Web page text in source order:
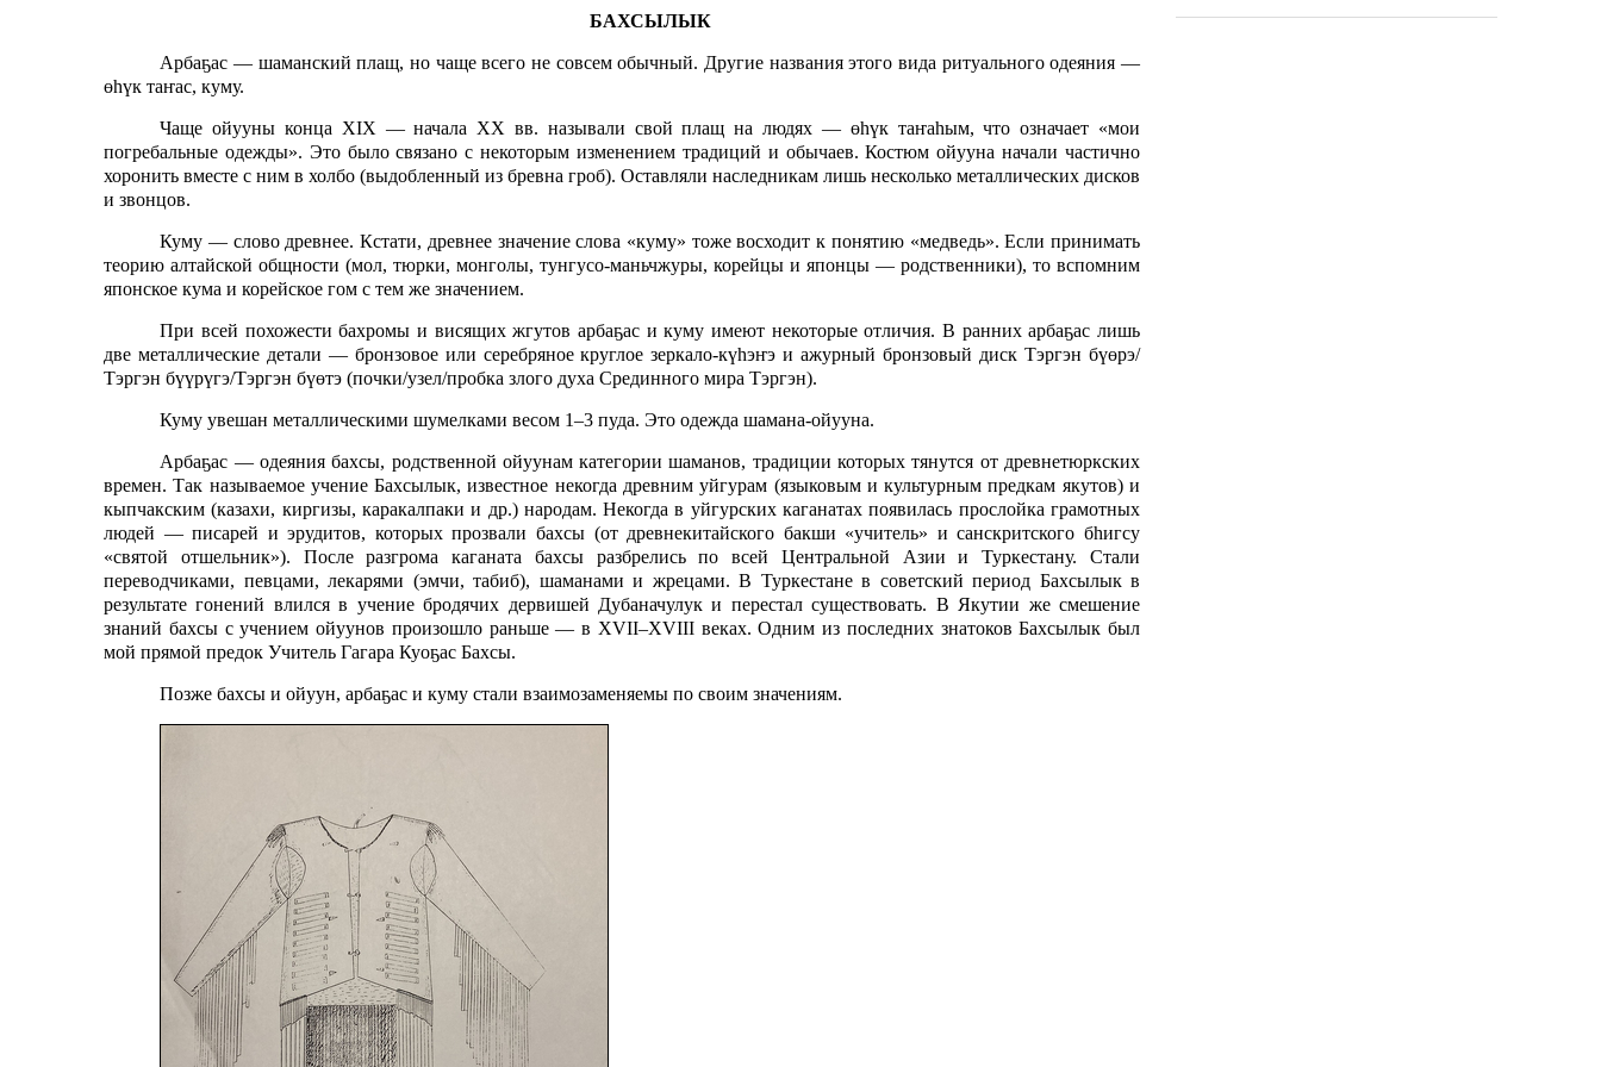
БАХСЫЛЫК
Арбаҕас — шаманский плащ, но чаще всего не совсем обычный. Другие названия этого вида ритуального одеяния —
өhүк таҥас, куму.
Чаще ойууны конца XIX — начала ХХ вв. называли свой плащ на людях — өhүк таҥаhым, что означает «мои
погребальные одежды». Это было связано с некоторым изменением традиций и обы­чаев. Костюм ойууна начали частично
хоронить вместе с ним в холбо (выдобленный из бревна гроб). Оставляли наследникам лишь несколько металлических дисков
и звонцов.
Куму — слово древнее. Кстати, древнее значение слова «куму» тоже восходит к понятию «медведь». Если принимать
теорию алтайской общности (мол, тюрки, монголы, тунгусо-маньч­журы, корейцы и японцы — родственники), то вспомним
японское кума и корейское гом с тем же значением.
При всей похожести бахромы и висящих жгутов арбаҕас и куму имеют некоторые отличия. В ранних арбаҕас лишь
две металлические детали — бронзовое или серебряное круглое зеркало-күhэҥэ и ажурный бронзовый диск Тэргэн бүөрэ/
Тэргэн бүүрүгэ/Тэргэн бүөтэ (почки/узел/пробка злого духа Срединного мира Тэргэн).
Куму увешан металлическими шумелками весом 1–3 пуда. Это одежда шамана-ойууна.
Арбаҕас — одеяния бахсы, родственной ойуунам категории шаманов, традиции которых тянутся от древнетюркских
времен. Так называемое учение Бахсылык, известное некогда древним уйгурам (языковым и культурным предкам якутов) и
кыпчакским (казахи, киргизы, каракалпаки и др.) народам. Некогда в уйгурских каганатах появилась прослойка грамотных
людей — писарей и эрудитов, которых прозвали бахсы (от древнекитайского бакши «учитель» и санскритского бhигсу
«святой отшельник»). После разгрома каганата бахсы разбрелись по всей Центральной Азии и Туркестану. Стали
переводчиками, певцами, лекарями (эмчи, табиб), шаманами и жрецами. В Туркестане в советский период Бахсылык в
результате гонений влился в учение бродячих дервишей Дубаначулук и перестал существовать. В Якутии же смешение
знаний бахсы с учением ойуунов произошло раньше — в XVII–XVIIIвеках. Одним из последних знатоков Бахсылык был
мой прямой предок Учитель Гагара Куоҕас Бахсы.
Позже бахсы и ойуун, арбаҕас и куму стали взаимозаменяемы по своим значениям.